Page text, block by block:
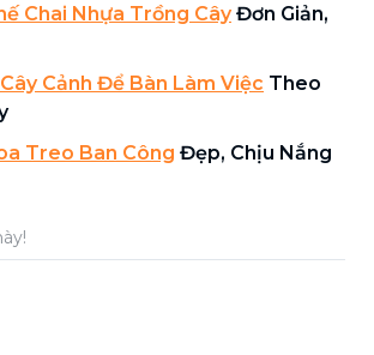
Chai Nhựa Trồng CâyĐơn Giản,
Cảnh Để Bàn Làm Việc Theo
Treo Ban Công Đẹp, Chịu Nắng